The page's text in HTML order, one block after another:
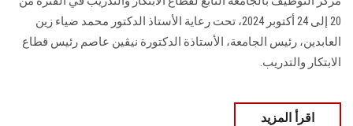
20 إلى 24 أكتوبر 2024، تحت رعاية الأستاذ الدكتور محمد ضياء زين
العابدين، رئيس الجامعة، الأستاذة الدكتورة نيڤين عاصم رئيس قطاع
الابتكار والتدريب.
اقرأ المزيد